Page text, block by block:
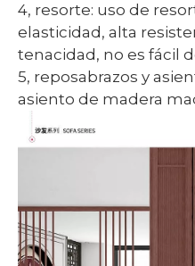
4, resorte: uso de
elasticidad, alta
tenacidad, no es fácil
5, reposabrazos y
asiento de madera